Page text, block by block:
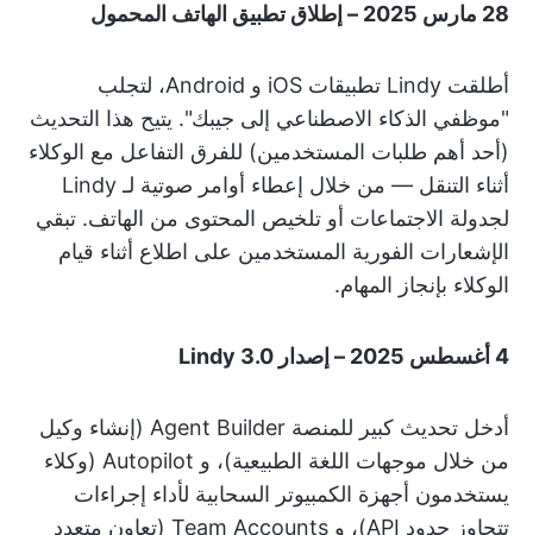
28 مارس 2025 – إطلاق تطبيق الهاتف المحمول
أطلقت Lindy تطبيقات iOS و Android، لتجلب
"موظفي الذكاء الاصطناعي إلى جيبك". يتيح هذا التحديث
(أحد أهم طلبات المستخدمين) للفرق التفاعل مع الوكلاء
أثناء التنقل — من خلال إعطاء أوامر صوتية لـ Lindy
لجدولة الاجتماعات أو تلخيص المحتوى من الهاتف. تبقي
الإشعارات الفورية المستخدمين على اطلاع أثناء قيام
الوكلاء بإنجاز المهام.
4 أغسطس 2025 – إصدار Lindy 3.0
أدخل تحديث كبير للمنصة Agent Builder (إنشاء وكيل
من خلال موجهات اللغة الطبيعية)، و Autopilot (وكلاء
يستخدمون أجهزة الكمبيوتر السحابية لأداء إجراءات
تتجاوز حدود API)، و Team Accounts (تعاون متعدد